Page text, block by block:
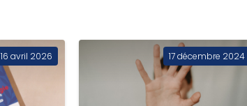
16 avril 2026 17 décembre 2024